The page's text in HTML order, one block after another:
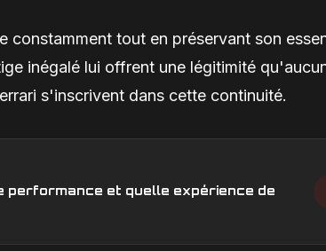
constamment tout en préservant son
inégalé lui offrent une légitimité
s'inscrivent dans cette continuité.
performance et quelle expérience de